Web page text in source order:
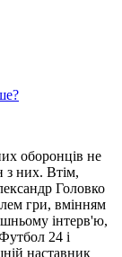
оборонців не
з них. Втім,
Головко
гри, вмінням
інтерв'ю,
24 і
наставник